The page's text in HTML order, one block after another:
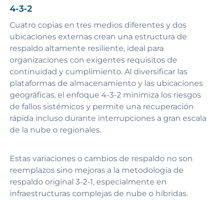
4-3-2
Cuatro copias en tres medios diferentes y dos
ubicaciones externas crean una estructura de
respaldo altamente resiliente, ideal para
organizaciones con exigentes requisitos de
continuidad y cumplimiento. Al diversificar las
plataformas de almacenamiento y las ubicaciones
geográficas, el enfoque 4-3-2 minimiza los riesgos
de fallos sistémicos y permite una recuperación
rápida incluso durante interrupciones a gran escala
de la nube o regionales.
Estas variaciones o cambios de respaldo no son
reemplazos sino mejoras a la metodología de
respaldo original 3-2-1, especialmente en
infraestructuras complejas de nube o híbridas.